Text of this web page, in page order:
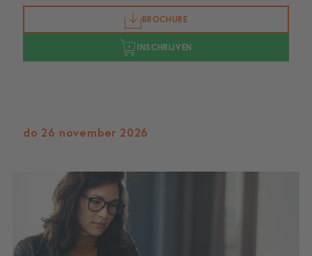
BROCHURE
INSCHRIJVEN
do 26 november 2026